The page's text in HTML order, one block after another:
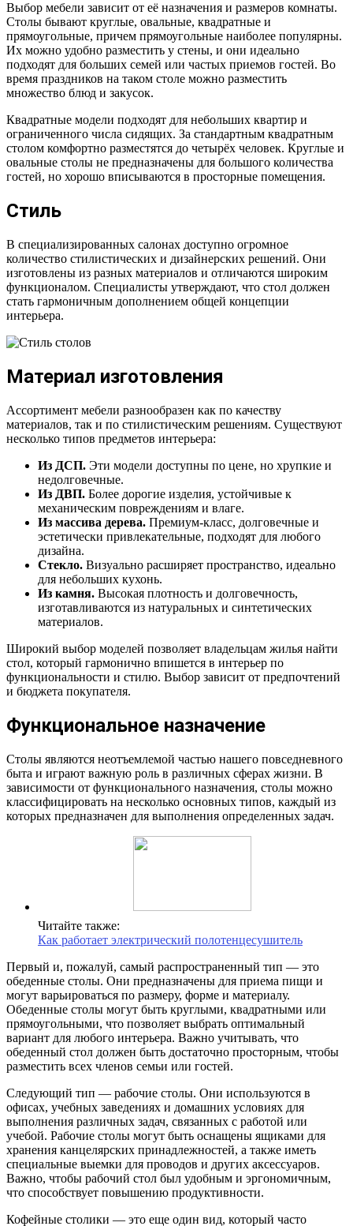
Выбор мебели зависит от её назначения и размеров комнаты.
Столы бывают круглые, овальные, квадратные и
прямоугольные, причем прямоугольные наиболее популярны.
Их можно удобно разместить у стены, и они идеально
подходят для больших семей или частых приемов гостей. Во
время праздников на таком столе можно разместить
множество блюд и закусок.
Квадратные модели подходят для небольших квартир и
ограниченного числа сидящих. За стандартным квадратным
столом комфортно разместятся до четырёх человек. Круглые и
овальные столы не предназначены для большого количества
гостей, но хорошо вписываются в просторные помещения.
Стиль
В специализированных салонах доступно огромное
количество стилистических и дизайнерских решений. Они
изготовлены из разных материалов и отличаются широким
функционалом. Специалисты утверждают, что стол должен
стать гармоничным дополнением общей концепции
интерьера.
Материал изготовления
Ассортимент мебели разнообразен как по качеству
материалов, так и по стилистическим решениям. Существуют
несколько типов предметов интерьера:
Из ДСП. Эти модели доступны по цене, но хрупкие и
недолговечные.
Из ДВП. Более дорогие изделия, устойчивые к
механическим повреждениям и влаге.
Из массива дерева. Премиум-класс, долговечные и
эстетически привлекательные, подходят для любого
дизайна.
Стекло. Визуально расширяет пространство, идеально
для небольших кухонь.
Из камня. Высокая плотность и долговечность,
изготавливаются из натуральных и синтетических
материалов.
Широкий выбор моделей позволяет владельцам жилья найти
стол, который гармонично впишется в интерьер по
функциональности и стилю. Выбор зависит от предпочтений
и бюджета покупателя.
Функциональное назначение
Столы являются неотъемлемой частью нашего повседневного
быта и играют важную роль в различных сферах жизни. В
зависимости от функционального назначения, столы можно
классифицировать на несколько основных типов, каждый из
которых предназначен для выполнения определенных задач.
Читайте также:
Как работает электрический полотенцесушитель
Первый и, пожалуй, самый распространенный тип — это
обеденные столы. Они предназначены для приема пищи и
могут варьироваться по размеру, форме и материалу.
Обеденные столы могут быть круглыми, квадратными или
прямоугольными, что позволяет выбрать оптимальный
вариант для любого интерьера. Важно учитывать, что
обеденный стол должен быть достаточно просторным, чтобы
разместить всех членов семьи или гостей.
Следующий тип — рабочие столы. Они используются в
офисах, учебных заведениях и домашних условиях для
выполнения различных задач, связанных с работой или
учебой. Рабочие столы могут быть оснащены ящиками для
хранения канцелярских принадлежностей, а также иметь
специальные выемки для проводов и других аксессуаров.
Важно, чтобы рабочий стол был удобным и эргономичным,
что способствует повышению продуктивности.
Кофейные столики — это еще один вид, который часто